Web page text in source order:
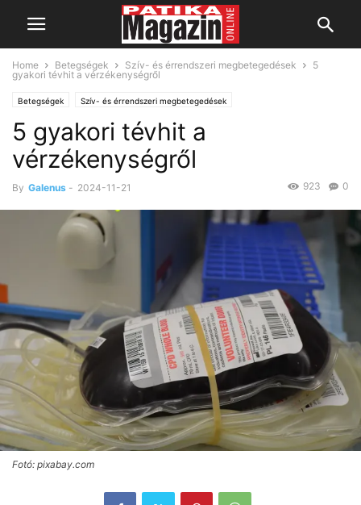
Home Betegségek Szív- és érrendszeri megbetegedések
5
gyakori tévhit a vérzékenységről
Betegségek Szív- és érrendszeri megbetegedések
5 gyakori tévhit a
vérzékenységről
By Galenus - 2024-11-21 0
923
Fotó: pixabay.com